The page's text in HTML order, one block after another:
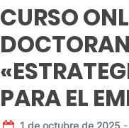
CURSO
PARA EL
1 de octubre de 2025